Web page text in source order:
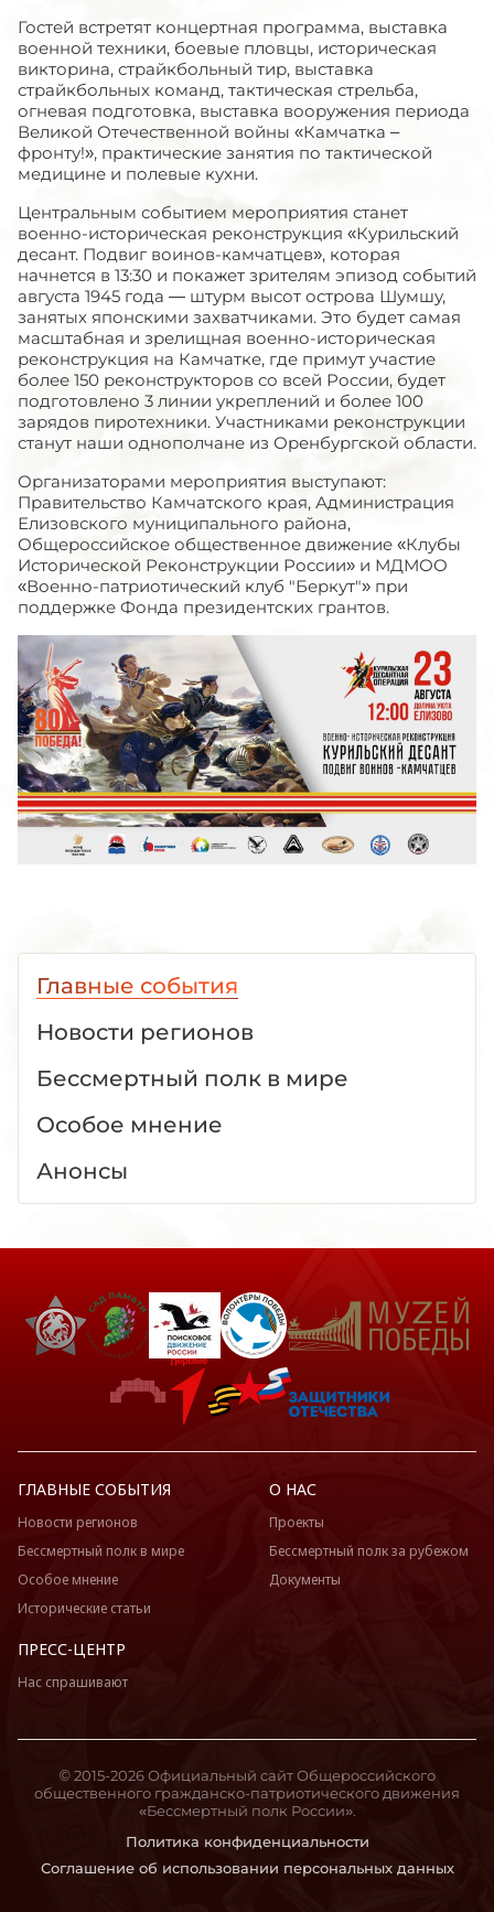
Гостей встретят концертная программа, выставка
военной техники, боевые пловцы, историческая
викторина, страйкбольный тир, выставка
страйкбольных команд, тактическая стрельба,
огневая подготовка, выставка вооружения периода
Великой Отечественной войны «Камчатка –
фронту!», практические занятия по тактической
медицине и полевые кухни.
Центральным событием мероприятия станет
военно-историческая реконструкция «Курильский
десант. Подвиг воинов-камчатцев», которая
начнется в 13:30 и покажет зрителям эпизод событий
августа 1945 года — штурм высот острова Шумшу,
занятых японскими захватчиками. Это будет самая
масштабная и зрелищная военно-историческая
реконструкция на Камчатке, где примут участие
более 150 реконструкторов со всей России, будет
подготовлено 3 линии укреплений и более 100
зарядов пиротехники. Участниками реконструкции
станут наши однополчане из Оренбургской области.
Организаторами мероприятия выступают:
Правительство Камчатского края, Администрация
Елизовского муниципального района,
Общероссийское общественное движение «Клубы
Исторической Реконструкции России» и МДМОО
«Военно-патриотический клуб "Беркут"» при
поддержке Фонда президентских грантов.
Главные события
Новости регионов
Бессмертный полк в мире
Особое мнение
Анонсы
ГЛАВНЫЕ СОБЫТИЯ
Новости регионов
Бессмертный полк в мире
Особое мнение
Исторические статьи
О НАС
Проекты
Бессмертный полк за рубежом
Документы
ПРЕСС-ЦЕНТР
Нас спрашивают
Политика конфиденциальности
Соглашение об использовании персональных данных
© 2015-2026 Официальный сайт Общероссийского
общественного гражданско-патриотического движения
«Бессмертный полк России».